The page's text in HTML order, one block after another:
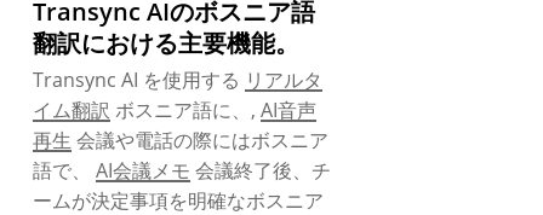
Transync AIのボスニア語
翻訳における主要機能。
Transync AI を使用する リアルタ
イム翻訳 ボスニア語に、,AI音声
再生 会議や電話の際にはボスニア
語で、AI会議メモ 会議終了後、チ
ームが決定事項を明確なボスニア